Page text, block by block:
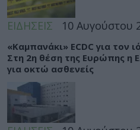
ΕΙΔΗΣΕΙΣ 10 Αυγούστου
«Καμπανάκι» ECDC για τον
Στη 2η θέση της Ευρώπης η
για οκτώ ασθενείς